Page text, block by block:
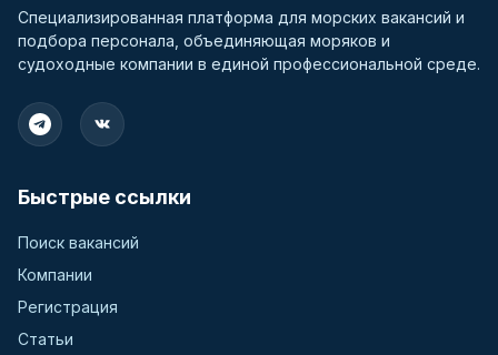
Специализированная платформа для морских вакансий и
подбора персонала, объединяющая моряков и
судоходные компании в единой профессиональной среде.
Быстрые ссылки
Поиск вакансий
Компании
Регистрация
Статьи